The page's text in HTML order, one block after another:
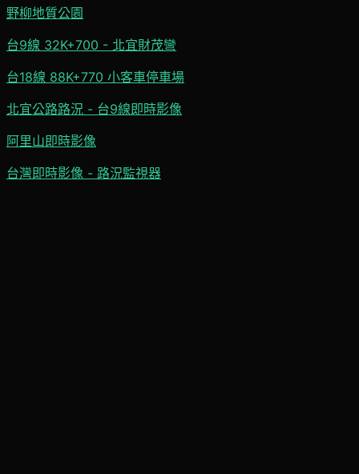
野柳地質公園
台9線 32K+700 - 北宜財茂彎
台18線 88K+770 小客車停車場
北宜公路路況 - 台9線即時影像
阿里山即時影像
台灣即時影像 - 路況監視器